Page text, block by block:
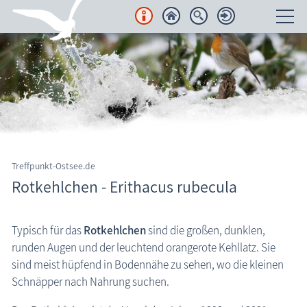
Unterkünfte
Regionales
Urlaubsorte
Karten
Freizeit
Wissenswertes
Aktuelles
FKK-Strände
Treffpunkt-Ostsee.de
Rotkehlchen - Erithacus rubecula
Typisch für dasRotkehlchensind die großen, dunklen,
runden Augen und der leuchtend orangerote Kehllatz. Sie
sind meist hüpfend in Bodennähe zu sehen, wo die kleinen
Schnäpper nach Nahrung suchen.